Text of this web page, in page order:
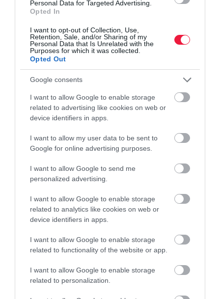
Personal Data for Targeted Advertising.
Opted In
I want to opt-out of Collection, Use,
Retention, Sale, and/or Sharing of my
Personal Data that Is Unrelated with the
Purposes for which it was collected.
Opted Out
Google consents
I want to allow Google to enable storage
related to advertising like cookies on web or
device identifiers in apps.
I want to allow my user data to be sent to
Google for online advertising purposes.
I want to allow Google to send me
personalized advertising.
I want to allow Google to enable storage
related to analytics like cookies on web or
device identifiers in apps.
I want to allow Google to enable storage
related to functionality of the website or app.
I want to allow Google to enable storage
related to personalization.
MUNKA
Workcation: Budapest a legjobb 10-ben a
világranglistán
alkalommal kiadott Work from Anywhere (Munkavégzés
bárhonnan) Indexe szerint. A rangsor második helyén Tokió, a
harmadikon Barcelona…